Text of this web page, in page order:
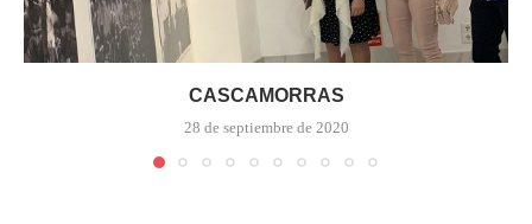
CASCAMORRAS
28 de septiembre de 2020